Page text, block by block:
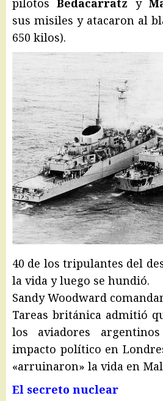
pilotosBedacarratz y
sus misiles y atacaron al
650 kilos).
40 de los tripulantes del
la vida y luego se hundió.
Sandy Woodward
Tareas británica admitió
los aviadores
impacto político en
«arruinaron» la vida en
El secreto nuclear